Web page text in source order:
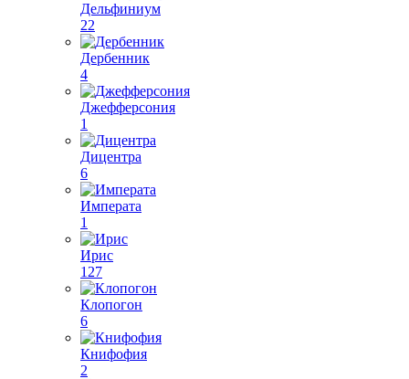
Дельфиниум
22
Дербенник
4
Джефферсония
1
Дицентра
6
Императа
1
Ирис
127
Клопогон
6
Книфофия
2